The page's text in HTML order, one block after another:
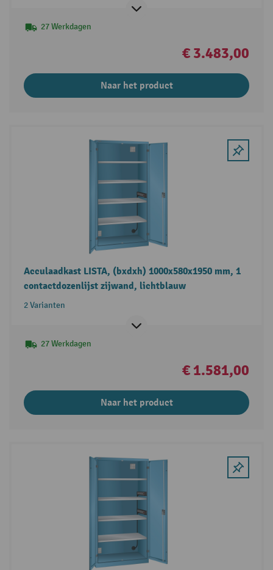
27 Werkdagen
€ 3.483,00
Naar het product
Acculaadkast LISTA, (bxdxh) 1000x580x1950 mm, 1
contactdozenlijst zijwand, lichtblauw
2 Varianten
27 Werkdagen
€ 1.581,00
Naar het product